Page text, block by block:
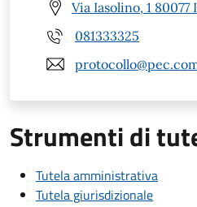
Via Iasolino, 1 80077
081333325
Strumenti di
Tutela amministrativa
Tutela giurisdizionale